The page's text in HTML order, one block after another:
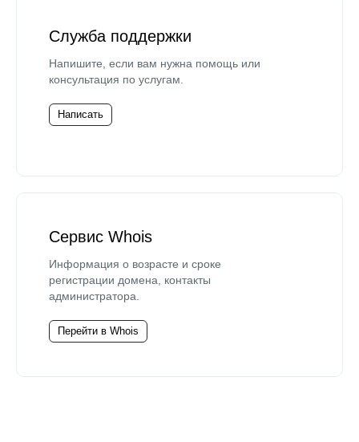
Служба поддержки
Напишите, если вам нужна помощь или
консультация по услугам.
Написать
Сервис Whois
Информация о возрасте и сроке
регистрации домена, контакты
администратора.
Перейти в Whois